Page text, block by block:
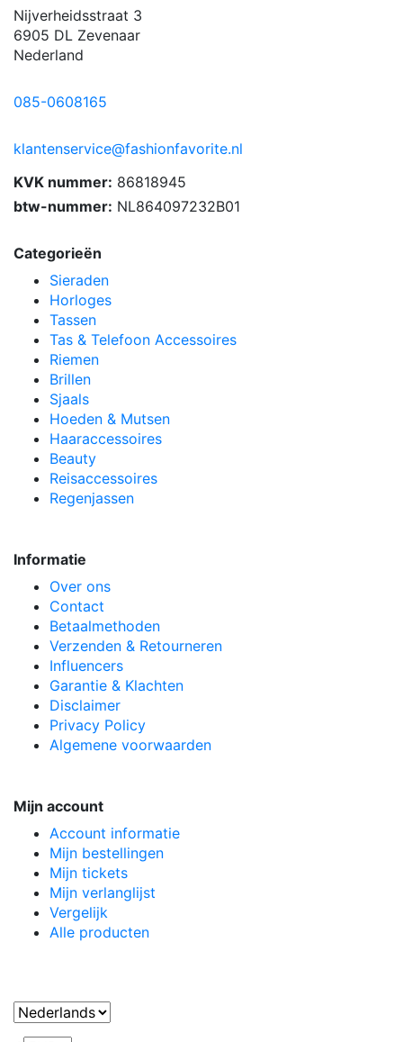
Nijverheidsstraat 3
6905 DL Zevenaar
Nederland
085-0608165
klantenservice@fashionfavorite.nl
KVK nummer: 86818945
btw-nummer: NL864097232B01
Categorieën
Sieraden
Horloges
Tassen
Tas & Telefoon Accessoires
Riemen
Brillen
Sjaals
Hoeden & Mutsen
Haaraccessoires
Beauty
Reisaccessoires
Regenjassen
Informatie
Over ons
Contact
Betaalmethoden
Verzenden & Retourneren
Influencers
Garantie & Klachten
Disclaimer
Privacy Policy
Algemene voorwaarden
Mijn account
Account informatie
Mijn bestellingen
Mijn tickets
Mijn verlanglijst
Vergelijk
Alle producten